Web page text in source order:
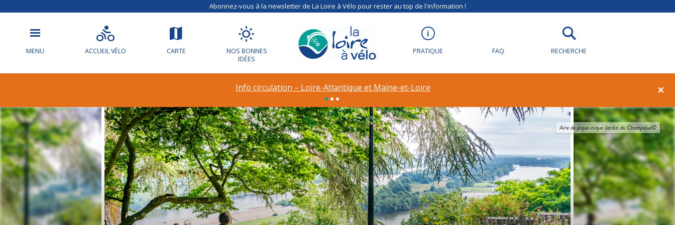
Abonnez-vous à la newsletter de La Loire à Vélo pour rester au top de l'information !
MENU ACCUEIL VÉLO CARTE
NOS BONNES
IDÉES
PRATIQUE FAQ RECHERCHE
×
Info circulation – Loire-Atlantique et Maine-et-Loire
Aire de pique-nique Jardin du Champalud©